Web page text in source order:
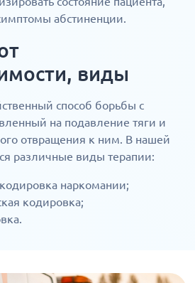
абстиненции.
виды
способ борьбы с
на подавление тяги и
отвращения к ним. В нашей
различные виды терапии:
наркомании;
кодировка;